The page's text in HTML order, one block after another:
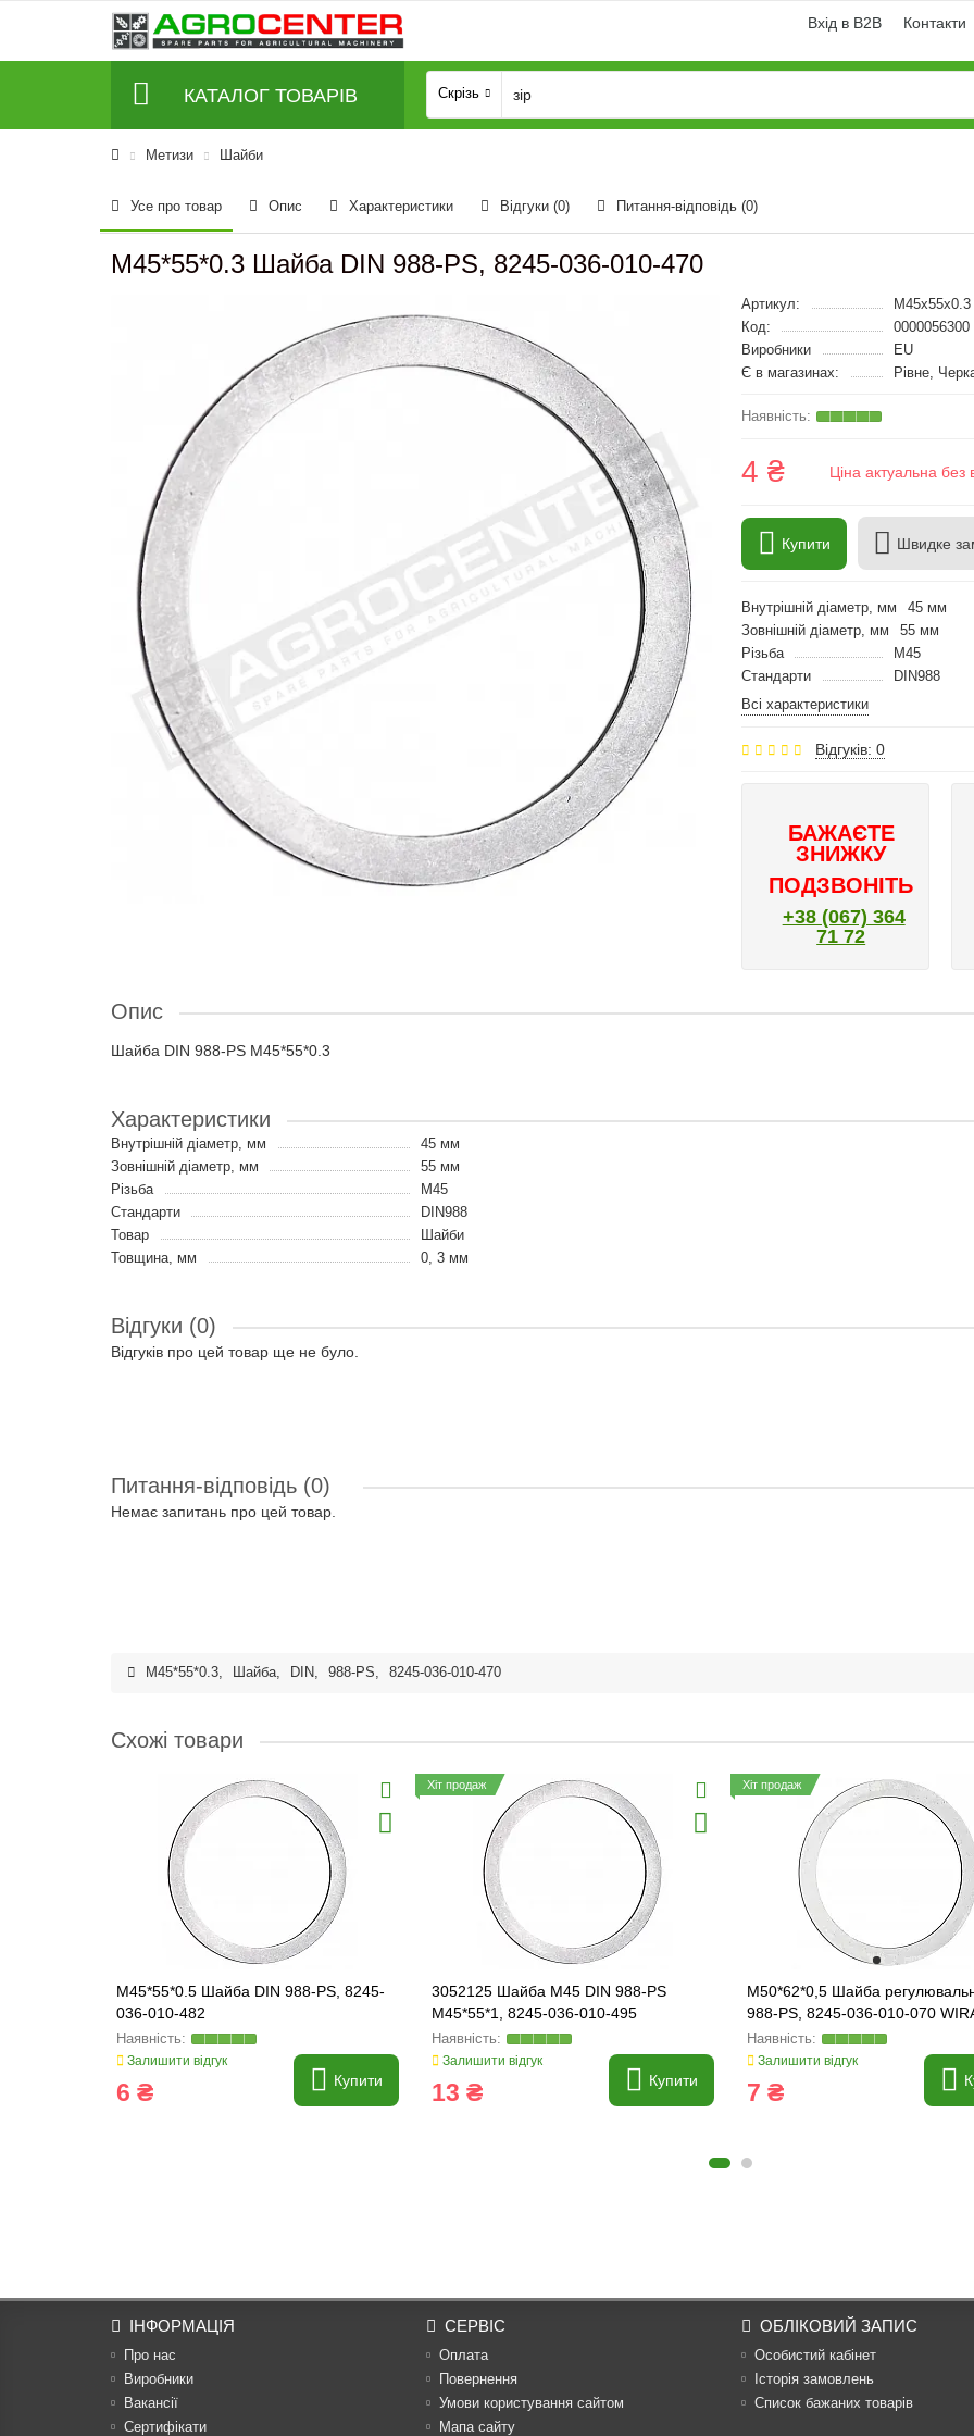
Вхід в B2B Контакти
КАТАЛОГ ТОВАРІВ Скрізь
Метизи Шайби
Усе про товар Опис Характеристики Відгуки (0) Питання-відповідь (0)
M45*55*0.3 Шайба DIN 988-PS, 8245-036-010-470
Артикул:
M45x55x0.3
Код:
0000056300
Виробники
EU
Є в магазинах:
Рівне,
4 ₴ Ціна актуальна без
Купити Швидке
Внутрішній діаметр, мм
45 мм
Зовнішній діаметр, мм
55 мм
Різьба
M45
Стандарти
DIN988
Всі характеристики
Відгуків: 0
БАЖАЄТЕ
ЗНИЖКУ
ПОДЗВОНІТЬ
+38 (067) 364
71 72
Опис
Шайба DIN 988-PS M45*55*0.3
Характеристики
Внутрішній діаметр, мм
45 мм
Зовнішній діаметр, мм
55 мм
Різьба
M45
Стандарти
DIN988
Товар
Шайби
Товщина, мм
0, 3 мм
Відгуки (0)
Відгуків про цей товар ще не було.
Питання-відповідь (0)
Немає запитань про цей товар.
M45*55*0.3, Шайба, DIN, 988-PS, 8245-036-010-470
Схожі товари
M45*55*0.5 Шайба DIN 988-PS, 8245-
036-010-482
Залишити відгук
6 ₴ Купити
Хіт продаж
3052125 Шайба M45 DIN 988-PS
M45*55*1, 8245-036-010-495
Залишити відгук
13 ₴ Купити
Хіт продаж
M50*62*0,5 Шайба
988-PS, 8245-036-010-070
04.5009.00
Залишити відгук
7 ₴
ІНФОРМАЦІЯ
Про нас
Виробники
Вакансії
Сертифікати
СЕРВІС
Оплата
Повернення
Умови користування сайтом
Мапа сайту
ОБЛІКОВИЙ ЗАПИС
Особистий кабінет
Історія замовлень
Список бажаних товарів